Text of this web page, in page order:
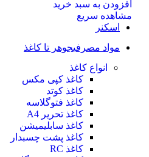
افزودن به سبد خرید
مشاهده سریع
اسکنر
مواد مصرفیجوهر تا کاغذ
انواع کاغذ
کاغذ کپی مکس
کاغذ کوتد
کاغذ فتوگلاسه
کاغذ تحریر A4
کاغذ سابلیمیشن
کاغذ پشت چسبدار
کاغذ RC